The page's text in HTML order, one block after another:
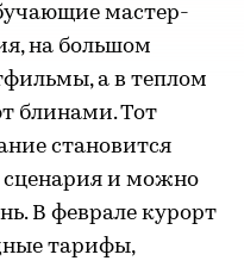
мастер-
на большом
а в теплом
блинами. Тот
становится
сценария и можно
В феврале курорт
тарифы,